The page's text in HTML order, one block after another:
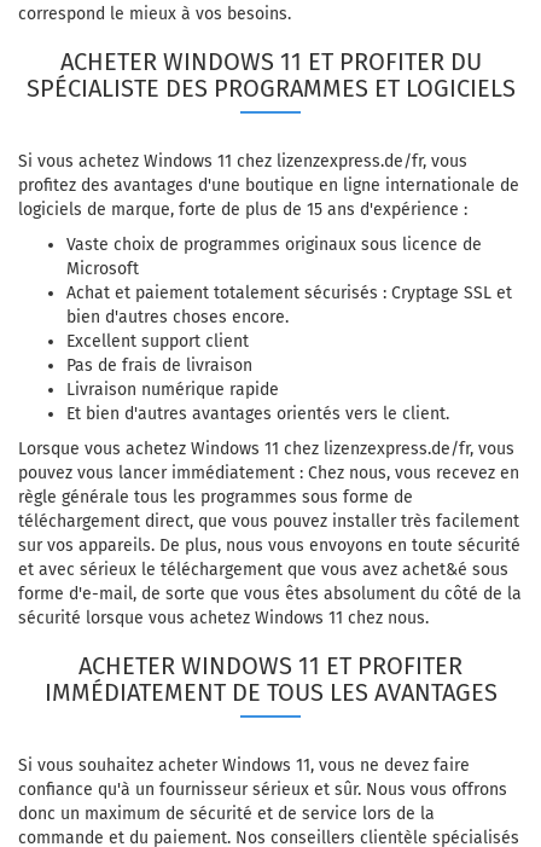
correspond le mieux à vos besoins.
ACHETER WINDOWS 11 ET PROFITER DU
SPÉCIALISTE DES PROGRAMMES ET LOGICIELS
Si vous achetez Windows 11 chez lizenzexpress.de/fr, vous
profitez des avantages d'une boutique en ligne internationale de
logiciels de marque, forte de plus de 15 ans d'expérience :
Vaste choix de programmes originaux sous licence de
Microsoft
Achat et paiement totalement sécurisés : Cryptage SSL et
bien d'autres choses encore.
Excellent support client
Pas de frais de livraison
Livraison numérique rapide
Et bien d'autres avantages orientés vers le client.
Lorsque vous achetez Windows 11 chez lizenzexpress.de/fr, vous
pouvez vous lancer immédiatement : Chez nous, vous recevez en
règle générale tous les programmes sous forme de
téléchargement direct, que vous pouvez installer très facilement
sur vos appareils. De plus, nous vous envoyons en toute sécurité
et avec sérieux le téléchargement que vous avez achet&é sous
forme d'e-mail, de sorte que vous êtes absolument du côté de la
sécurité lorsque vous achetez Windows 11 chez nous.
ACHETER WINDOWS 11 ET PROFITER
IMMÉDIATEMENT DE TOUS LES AVANTAGES
Si vous souhaitez acheter Windows 11, vous ne devez faire
confiance qu'à un fournisseur sérieux et sûr. Nous vous offrons
donc un maximum de sécurité et de service lors de la
commande et du paiement. Nos conseillers clientèle spécialisés